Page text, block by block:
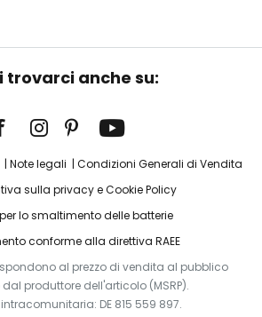
trovarci anche su:
Note legali
Condizioni Generali di Vendita
sulla privacy e Cookie Policy
lo smaltimento delle batterie
conforme alla direttiva RAEE
al prezzo di vendita al pubblico
produttore dell'articolo (MSRP).
intracomunitaria: DE 815 559 897.